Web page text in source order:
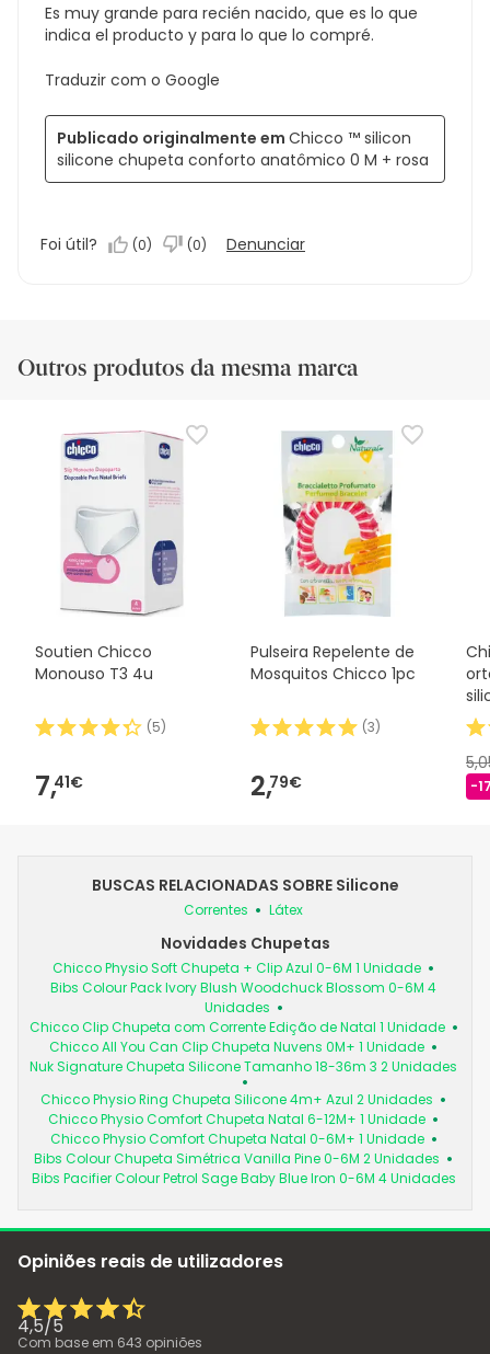
Es muy grande para recién nacido, que es lo que
indica el producto y para lo que lo compré.
Traduzir com o Google
Publicado originalmente em Chicco ™ silicon
silicone chupeta conforto anatômico 0 M + rosa
Foi útil? (0) (0) Denunciar
Outros produtos da mesma marca
Soutien Chicco
Monouso T3 4u
(5)
7,41€
Pulseira Repelente de
Mosquitos Chicco 1pc
(3)
2,79€ -
BUSCAS RELACIONADAS SOBRE Silicone
Correntes Látex
Novidades Chupetas
Chicco Physio Soft Chupeta + Clip Azul 0-6M 1 Unidade
Bibs Colour Pack Ivory Blush Woodchuck Blossom 0-6M 4
Unidades
Chicco Clip Chupeta com Corrente Edição de Natal 1 Unidade
Chicco All You Can Clip Chupeta Nuvens 0M+ 1 Unidade
Nuk Signature Chupeta Silicone Tamanho 18-36m 3 2 Unidades
Chicco Physio Ring Chupeta Silicone 4m+ Azul 2 Unidades
Chicco Physio Comfort Chupeta Natal 6-12M+ 1 Unidade
Chicco Physio Comfort Chupeta Natal 0-6M+ 1 Unidade
Bibs Colour Chupeta Simétrica Vanilla Pine 0-6M 2 Unidades
Bibs Pacifier Colour Petrol Sage Baby Blue Iron 0-6M 4 Unidades
Opiniões reais de utilizadores
4,5/5
Com base em 643 opiniões